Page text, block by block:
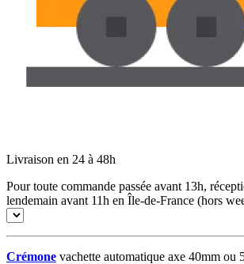
Livraison en 24 à 48h
Pour toute commande passée avant 13h,
lendemain avant 11h en Île-de-France (hors
Crémone vachette automatique axe 40mm ou